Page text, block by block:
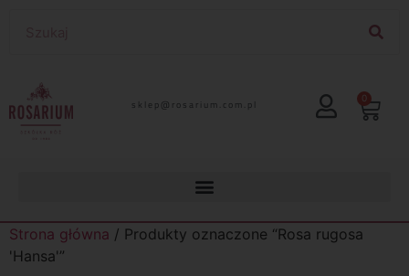
lp.moc.muirasor@pelks 0
Strona główna / Produkty oznaczone “Rosa rugosa
'Hansa'”